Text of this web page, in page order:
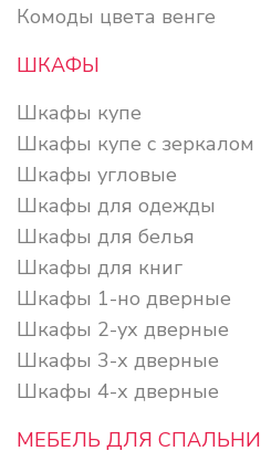
Комоды цвета венге
ШКАФЫ
Шкафы купе
Шкафы купе с зеркалом
Шкафы угловые
Шкафы для одежды
Шкафы для белья
Шкафы для книг
Шкафы 1-но дверные
Шкафы 2-ух дверные
Шкафы 3-х дверные
Шкафы 4-х дверные
МЕБЕЛЬ ДЛЯ СПАЛЬНИ